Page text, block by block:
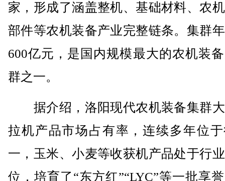
家，形成了涵盖整机、基础材料、农
部件等农机装备产业完整链条。集群
600亿元，是国内规模最大的农机装
群之一。
据介绍，洛阳现代农机装备集群
拉机产品市场占有率，连续多年位
一，玉米、小麦等收获机产品处于行
位，培育了“东方红”“LYC”等一批享